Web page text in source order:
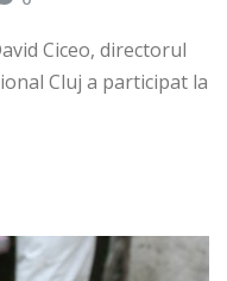
Ciceo, directorul
Cluj a participat la